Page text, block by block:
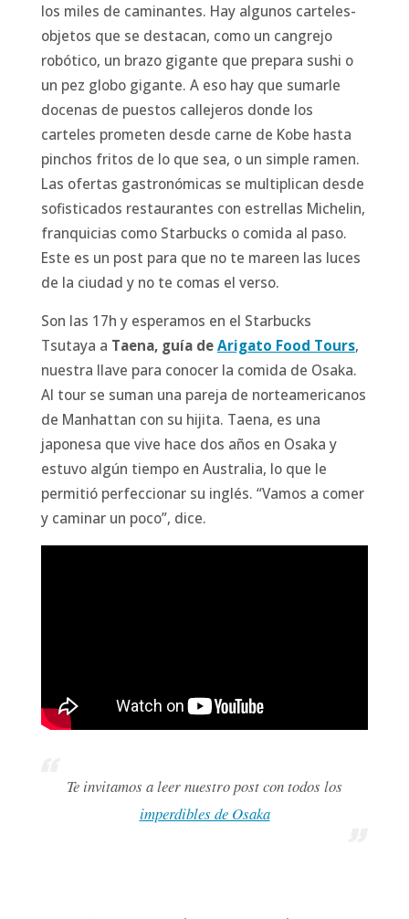
los miles de caminantes. Hay algunos carteles-
objetos que se destacan, como un cangrejo
robótico, un brazo gigante que prepara sushi o
un pez globo gigante. A eso hay que sumarle
docenas de puestos callejeros donde los
carteles prometen desde carne de Kobe hasta
pinchos fritos de lo que sea, o un simple ramen.
Las ofertas gastronómicas se multiplican desde
sofisticados restaurantes con estrellas Michelin,
franquicias como Starbucks o comida al paso.
Este es un post para que no te mareen las luces
de la ciudad y no te comas el verso.
Son las 17h y esperamos en el Starbucks
Tsutaya a Taena, guía de Arigato Food Tours,
nuestra llave para conocer la comida de Osaka.
Al tour se suman una pareja de norteamericanos
de Manhattan con su hijita. Taena, es una
japonesa que vive hace dos años en Osaka y
estuvo algún tiempo en Australia, lo que le
permitió perfeccionar su inglés. “Vamos a comer
y caminar un poco”, dice.
Te invitamos a leer nuestro post con todos los
imperdibles de Osaka